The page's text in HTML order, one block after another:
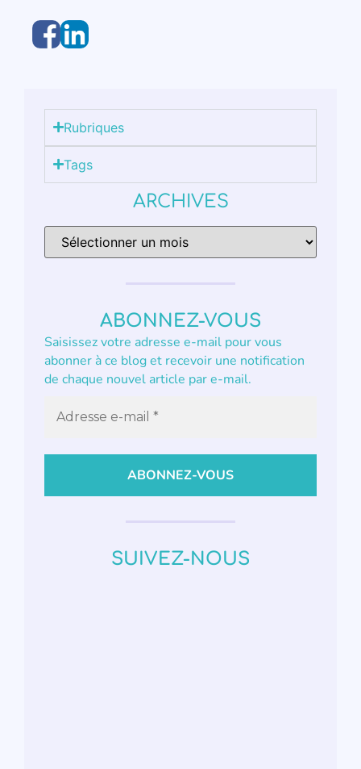
Rubriques
Tags
ARCHIVES
ABONNEZ-VOUS
Saisissez votre adresse e-mail pour vous
abonner à ce blog et recevoir une notification
de chaque nouvel article par e-mail.
SUIVEZ-NOUS